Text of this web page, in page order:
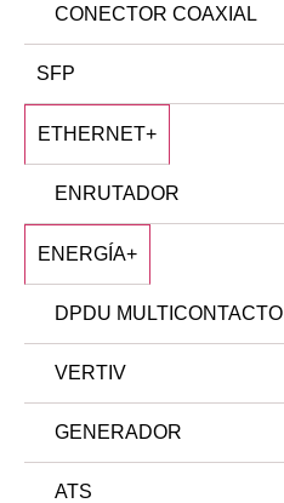
CONECTOR COAXIAL
SFP
ETHERNET+
ENRUTADOR
ENERGÍA+
DPDU MULTICONTACTO
VERTIV
GENERADOR
ATS